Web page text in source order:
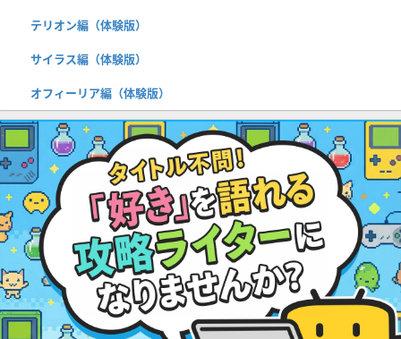
テリオン編（体験版）
サイラス編（体験版）
オフィーリア編（体験版）